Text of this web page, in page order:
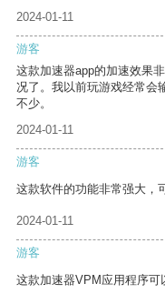
2024-01-11
游客
这款加速器app的加速效果
况了。我以前玩游戏经常会
不少。
2024-01-11
游客
这款软件的功能非常强大，
2024-01-11
游客
这款加速器VPM应用程序可